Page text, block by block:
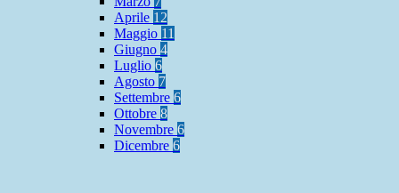
Aprile 12
Maggio 11
Giugno 4
Luglio 6
Agosto 7
Settembre 6
Ottobre 8
Novembre 6
Dicembre 6